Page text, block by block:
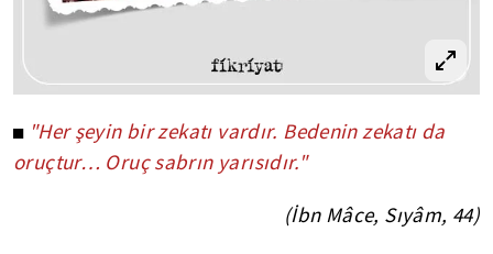
◼ "Her şeyin bir zekatı vardır. Bedenin zekatı da
oruçtur… Oruç sabrın yarısıdır."
(İbn Mâce, Sıyâm, 44)